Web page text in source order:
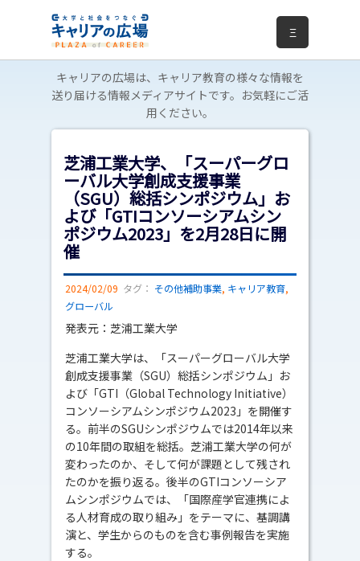
Ξ
キャリアの広場は、キャリア教育の様々な情報を
送り届ける情報メディアサイトです。お気軽にご活
用ください。
芝浦工業大学、「スーパーグロ
ーバル大学創成支援事業
（SGU）総括シンポジウム」お
よび「GTIコンソーシアムシン
ポジウム2023」を2月28日に開
催
2024/02/09 タグ： その他補助事業, キャリア教育,
グローバル
発表元：芝浦工業大学
芝浦工業大学は、「スーパーグローバル大学
創成支援事業（SGU）総括シンポジウム」お
よび「GTI（Global Technology Initiative）
コンソーシアムシンポジウム2023」を開催す
る。前半のSGUシンポジウムでは2014年以来
の10年間の取組を総括。芝浦工業大学の何が
変わったのか、そして何が課題として残され
たのかを振り返る。後半のGTIコンソーシア
ムシンポジウムでは、「国際産学官連携によ
る人材育成の取り組み」をテーマに、基調講
演と、学生からのものを含む事例報告を実施
する。